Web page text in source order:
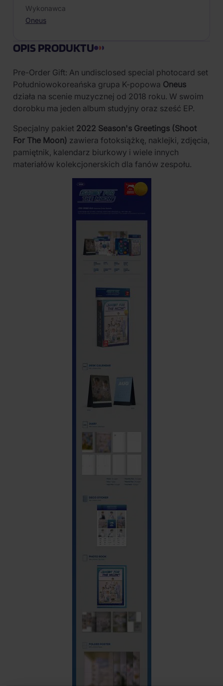
Wykonawca
Oneus
OPIS PRODUKTU
Pre-Order Gift: An undisclosed special photocard set
Południowokoreańska grupa K-popowa Oneus
działa na scenie muzycznej od 2018 roku. W swoim
dorobku ma jeden album studyjny oraz sześć EP.
Specjalny pakiet 2022 Season's Greetings (Shoot
For The Moon) zawiera fotoksiążkę, naklejki, zdjęcia,
pamiętnik, kalendarz biurkowy i wiele innych
materiałów kolekcjonerskich dla fanów zespołu.